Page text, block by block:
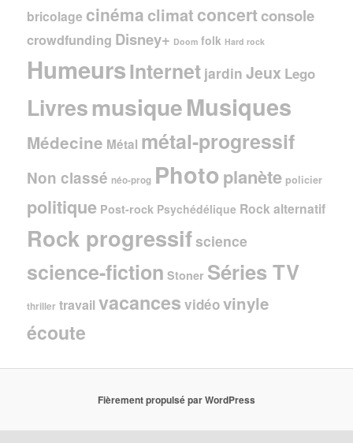
bricolage cinéma climat concertconsole
crowdfunding Disney+ Doom folk Hard rock
HumeursInternet jardin Jeux Lego
LivresmusiqueMusiques
Médecine Métal métal-progressif
Non classé néo-prog Photo planète policier
politique Post-rock Psychédélique Rock alternatif
Rock progressifscience
science-fiction Stoner Séries TV
thriller travail vacances vidéovinyle
écoute
Fièrement propulsé par WordPress